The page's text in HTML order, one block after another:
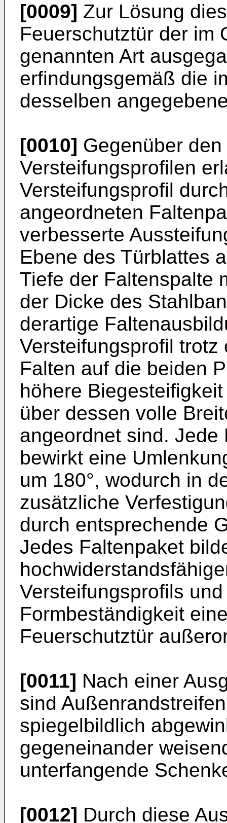
[0009] Zur Lösung
Feuerschutztür der im
genannten Art
erfindungsgemäß die
desselben
[0010] Gegenüber
Versteifungsprofilen
Versteifungsprofil
angeordneten
verbesserte
Ebene des Türblattes
Tiefe der Faltenspalte
der Dicke des
derartige
Versteifungsprofil
Falten auf die beiden
höhere
über dessen volle
angeordnet sind. Jede
bewirkt eine
um 180°, wodurch in
zusätzliche
durch entsprechende
Jedes Faltenpaket
Versteifungsprofils
Formbeständigkeit
Feuerschutztür
[0011] Nach einer
sind
spiegelbildlich
gegeneinander
unterfangende
[0012] Durch diese